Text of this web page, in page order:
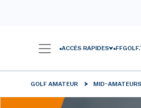
ACCÈS RAPIDES
GOLF AMATEUR MID-AMATEURS